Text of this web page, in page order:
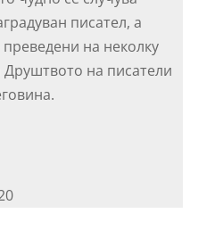
писател, а
преведени на неколку
Друштвото на писатели